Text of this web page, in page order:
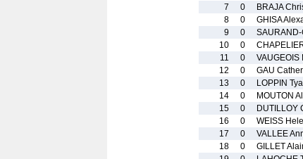
7
0 BRAJA
8
0 GHISA
9
0
10
0
11
0 VAUGEOIS
12
0 GAU
13
0 LOPPIN Tya
14
0 MOUTON
15
0 DUTILLOY
16
0 WEISS
17
0 VALLEE
18
0 GILLET